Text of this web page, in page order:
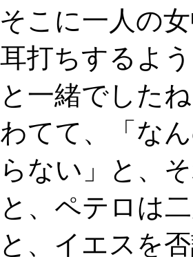
こに一人の
打ちするよ
一緒でした
てて、「な
ない」と、
、ペテロは
、イエスを